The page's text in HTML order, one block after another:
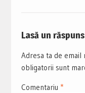
Lasă un răspuns
Adresa ta de email
obligatorii sunt
Comentariu *